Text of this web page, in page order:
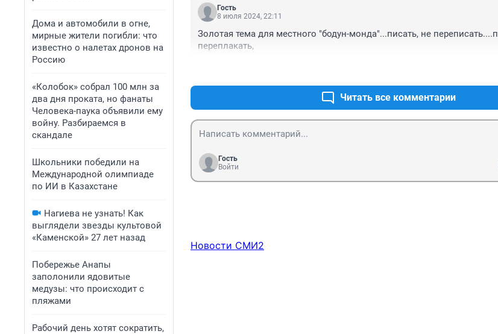
Дома и автомобили в огне,
мирные жители погибли: что
известно о налетах дронов на
Россию
«Колобок» собрал 100 млн за
два дня проката, но фанаты
Человека-паука объявили ему
войну. Разбираемся в
скандале
Школьники победили на
Международной олимпиаде
по ИИ в Казахстане
Нагиева не узнать! Как
выглядели звезды культовой
«Каменской» 27 лет назад
Побережье Анапы
заполонили ядовитые
медузы: что происходит с
пляжами
Рабочий день хотят сократить,
Гость
8 июля 2024, 22:11
Золотая тема для местного "бодун-монда"...писать, не
переплакать,
Читать все комментарии
Гость
Войти
Новости СМИ2